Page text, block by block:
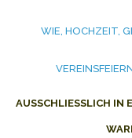
WIE, HOCHZEIT,
AUSSCHLIESSLICH IN